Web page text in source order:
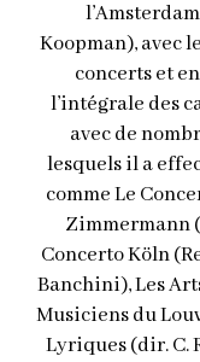
Koopman), avec
concerts et
l’intégrale des
avec de
lesquels il a
comme Le
Zimmermann
Concerto Köln
Banchini), Les
Musiciens du
Lyriques (dir. C.